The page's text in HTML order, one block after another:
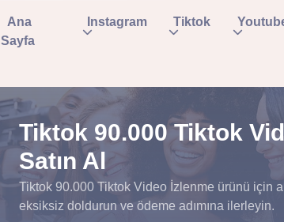
Ana
Sayfa
Instagram Tiktok
Tiktok 90.000 Tiktok
Satın Al
Tiktok 90.000 Tiktok Video İzlenme ürünü için
eksiksiz doldurun ve ödeme adımına ilerleyin.